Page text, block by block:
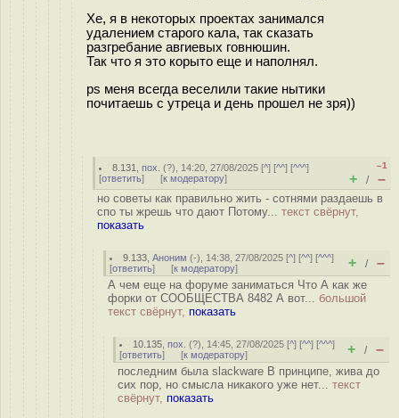
Хе, я в некоторых проектах занимался
удалением старого кала, так сказать
разгребание авгиевых говнюшин.
Так что я это корыто еще и наполнял.
ps меня всегда веселили такие нытики
почитаешь с утреца и день прошел не зря))
8.131 ,пох. (?), 14:20, 27/08/2025 [^] [^^] [^^^]
[ответить] [к модератору]
–1
+ / –
но советы как правильно жить - сотнями раздаешь в
спо ты жрешь что дают Потому... текст свёрнут,
показать
9.133 ,Аноним (-), 14:38, 27/08/2025 [^] [^^] [^^^]
[ответить] [к модератору] + / –
А чем еще на форуме заниматься Что А как же
форки от СООБЩЕСТВА 8482 А вот... большой
текст свёрнут, показать
10.135 ,пох. (?), 14:45, 27/08/2025 [^] [^^] [^^^]
[ответить] [к модератору] + / –
последним была slackware В принципе, жива до
сих пор, но смысла никакого уже нет... текст
свёрнут, показать